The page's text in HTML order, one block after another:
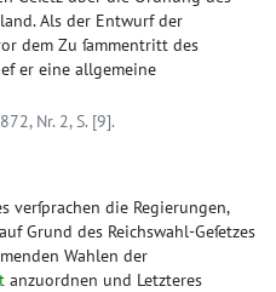
Als der Entwurf der
dem Zu ſammentritt des
er eine allgemeine
Nr. 2, S. [9].
verſprachen die Regierungen,
Grund des Reichswahl-Geſetzes
Wahlen der
anzuordnen und Letzteres